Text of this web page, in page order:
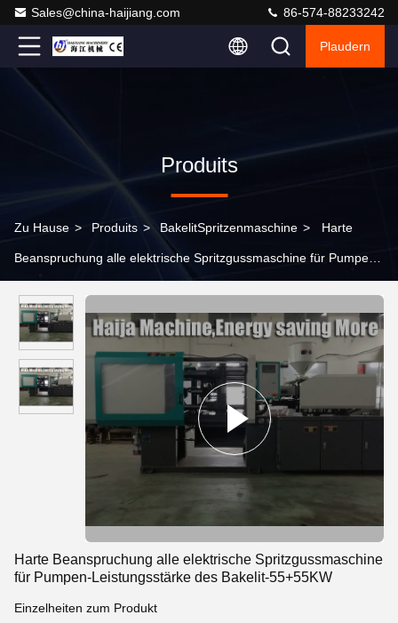
Sales@china-haijiang.com 86-574-88233242
Plaudern
Produits
Zu Hause > Produits > BakelitSpritzenmaschine > Harte
Beanspruchung alle elektrische Spritzgussmaschine für Pumpen-
Harte Beanspruchung alle elektrische Spritzgussmaschine
für Pumpen-Leistungsstärke des Bakelit-55+55KW
Einzelheiten zum Produkt